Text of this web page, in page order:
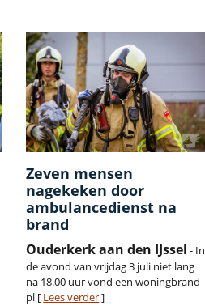
Zeven mensen
nagekeken door
ambulancedienst na
brand
Ouderkerk aan den IJssel - In
de avond van vrijdag 3 juli niet lang
na 18.00 uur vond een woningbrand
pl [ Lees verder]